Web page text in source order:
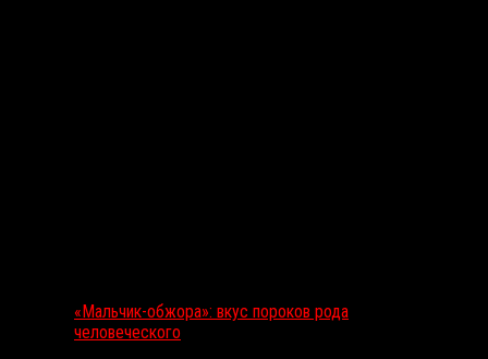
«Мальчик-обжора»: вкус пороков рода
человеческого